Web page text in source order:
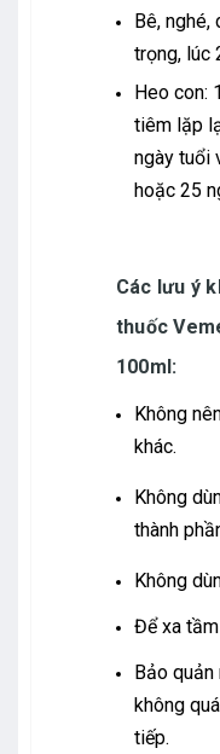
Bê,
trọng, lúc
Heo con:
tiêm lặp
ngày tuổi
hoặc 25
Các lưu ý
thuốc
100ml:
Không
khác.
Không
thành
Không
Để xa
Bảo
không
tiếp.